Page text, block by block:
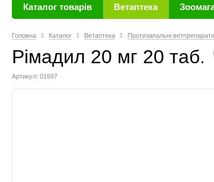
Каталог товарів Ветаптека
Головна Каталог Ветаптека Протизапальні ветпрепарати
Рімадил 20 мг 20 таб.
Артикул: 01697